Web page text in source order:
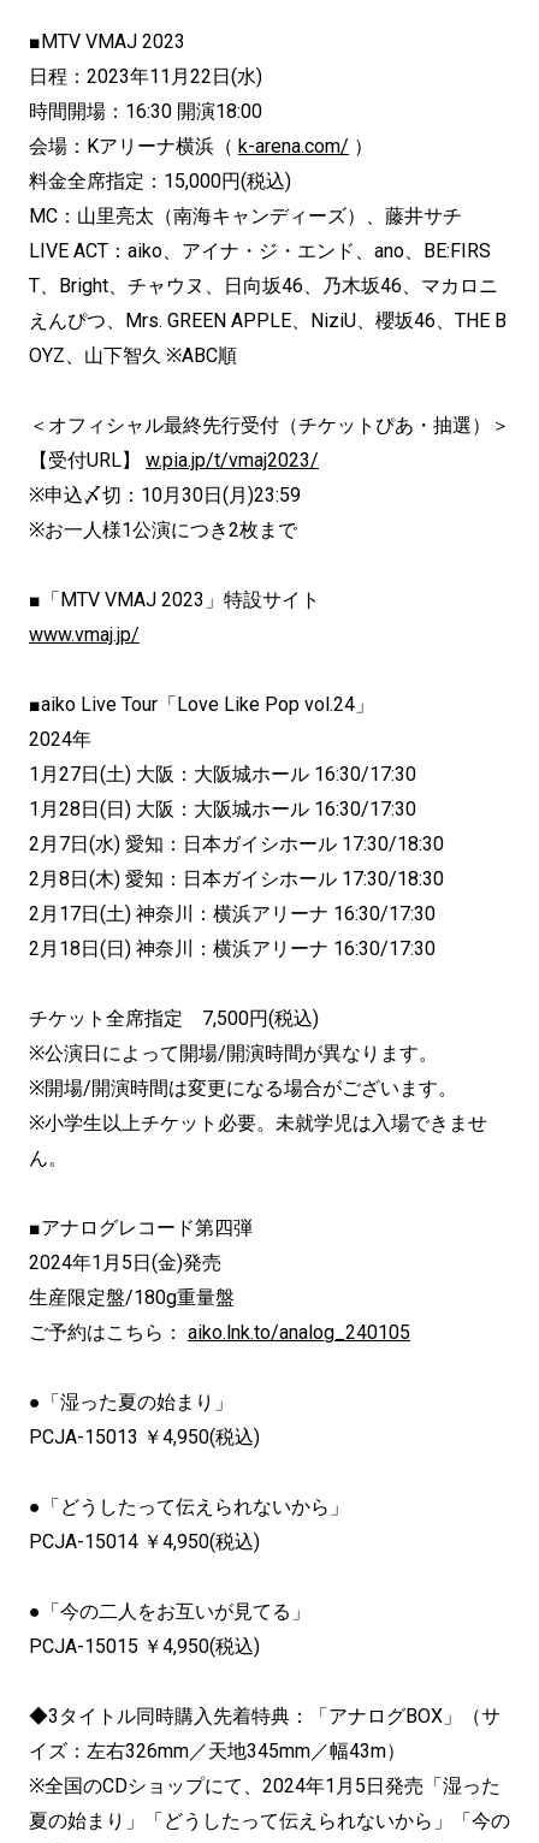
■MTV VMAJ 2023
日程：2023年11月22日(水)
時間開場：16:30 開演18:00
会場：Kアリーナ横浜（ k-arena.com/ ）
料金全席指定：15,000円(税込)
MC：山里亮太（南海キャンディーズ）、藤井サチ
LIVE ACT：aiko、アイナ・ジ・エンド、ano、BE:FIRS
T、Bright、チャウヌ、日向坂46、乃木坂46、マカロニ
えんぴつ、Mrs. GREEN APPLE、NiziU、櫻坂46、THE B
OYZ、山下智久 ※ABC順
＜オフィシャル最終先行受付（チケットぴあ・抽選）＞
【受付URL】 w.pia.jp/t/vmaj2023/
※申込〆切：10月30日(月)23:59
※お一人様1公演につき2枚まで
■「MTV VMAJ 2023」特設サイト
www.vmaj.jp/
■aiko Live Tour「Love Like Pop vol.24」
2024年
1月27日(土) 大阪：大阪城ホール 16:30/17:30
1月28日(日) 大阪：大阪城ホール 16:30/17:30
2月7日(水) 愛知：日本ガイシホール 17:30/18:30
2月8日(木) 愛知：日本ガイシホール 17:30/18:30
2月17日(土) 神奈川：横浜アリーナ 16:30/17:30
2月18日(日) 神奈川：横浜アリーナ 16:30/17:30
チケット全席指定 7,500円(税込)
※公演日によって開場/開演時間が異なります。
※開場/開演時間は変更になる場合がございます。
※小学生以上チケット必要。未就学児は入場できませ
ん。
■アナログレコード第四弾
2024年1月5日(金)発売
生産限定盤/180g重量盤
ご予約はこちら： aiko.lnk.to/analog_240105
●「湿った夏の始まり」
PCJA-15013 ￥4,950(税込)
●「どうしたって伝えられないから」
PCJA-15014 ￥4,950(税込)
●「今の二人をお互いが見てる」
PCJA-15015 ￥4,950(税込)
◆3タイトル同時購入先着特典：「アナログBOX」（サ
イズ：左右326mm／天地345mm／幅43m）
※全国のCDショップにて、2024年1月5日発売「湿った
夏の始まり」「どうしたって伝えられないから」「今の